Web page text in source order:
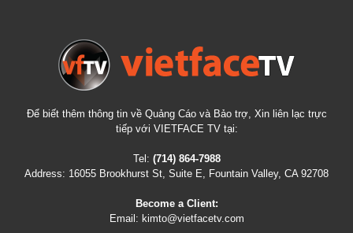
Để biết thêm thông tin về Quảng Cáo và Bảo trợ, Xin liên lạc trực
tiếp với VIETFACE TV tại:
Tel: (714) 864-7988
Address: 16055 Brookhurst St, Suite E, Fountain Valley, CA 92708
Become a Client:
Email: kimto@vietfacetv.com